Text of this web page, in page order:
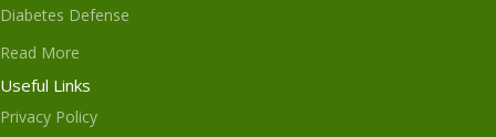
Diabetes Defense
Read More
Useful Links
Privacy Policy